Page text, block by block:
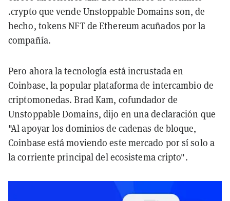
.crypto que vende Unstoppable Domains son, de
hecho, tokens NFT de Ethereum acuñados por la
compañía.
Pero ahora la tecnología está incrustada en
Coinbase, la popular plataforma de intercambio de
criptomonedas. Brad Kam, cofundador de
Unstoppable Domains, dijo en una declaración que
"Al apoyar los dominios de cadenas de bloque,
Coinbase está moviendo este mercado por sí solo a
la corriente principal del ecosistema cripto".